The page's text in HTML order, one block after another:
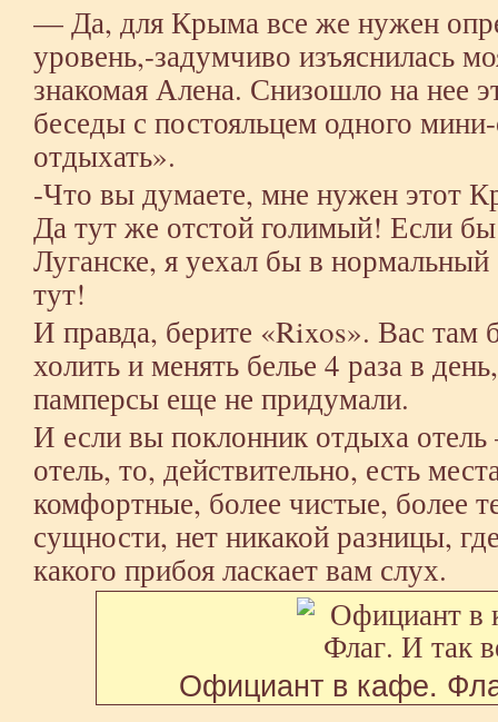
— Да, для Крыма все же нужен
уровень,-задумчиво изъяснилась
знакомая Алена. Снизошло на нее
беседы с постояльцем одного
отдыхать».
-Что вы думаете, мне нужен этот
Да тут же отстой голимый! Если
Луганске, я уехал бы в
тут!
И правда, берите «Rixos». Вас там
холить и менять белье 4 раза в
памперсы еще не придумали.
И если вы поклонник отдыха
отель, то, действительно, есть
комфортные, более чистые, более
сущности, нет никакой разницы,
какого прибоя ласкает вам слух.
Официант в кафе.